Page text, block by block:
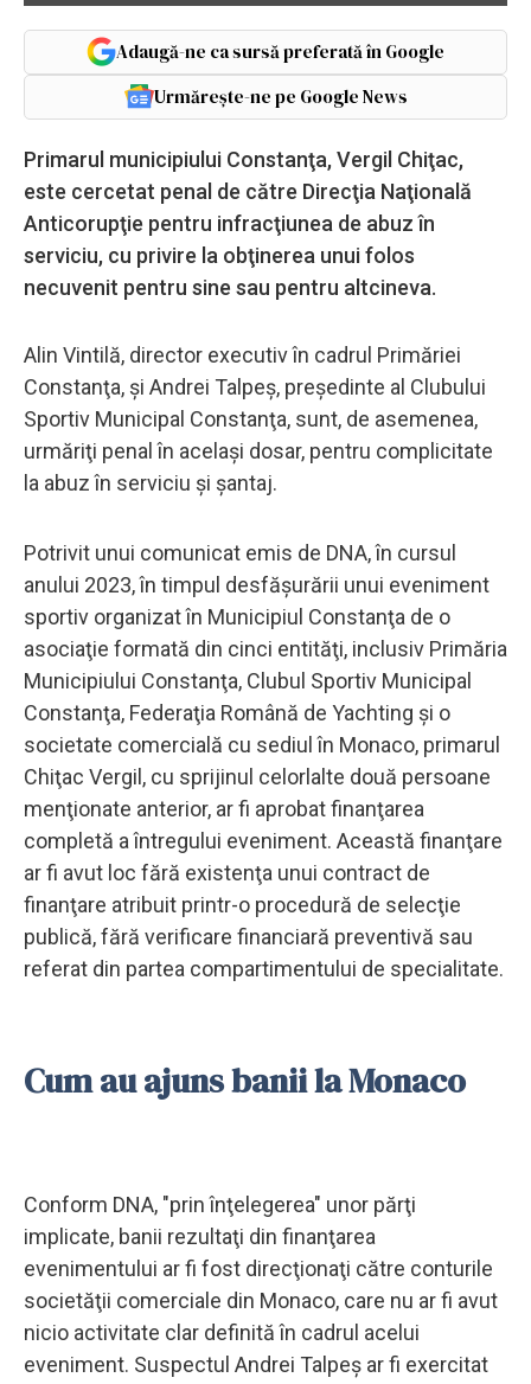
Adaugă-ne ca sursă preferată în Google
Urmărește-ne pe Google News
Primarul municipiului Constanţa, Vergil Chiţac,
este cercetat penal de către Direcţia Naţională
Anticorupţie pentru infracţiunea de abuz în
serviciu, cu privire la obţinerea unui folos
necuvenit pentru sine sau pentru altcineva.
Alin Vintilă, director executiv în cadrul Primăriei
Constanţa, şi Andrei Talpeş, preşedinte al Clubului
Sportiv Municipal Constanţa, sunt, de asemenea,
urmăriţi penal în acelaşi dosar, pentru complicitate
la abuz în serviciu şi şantaj.
Potrivit unui comunicat emis de DNA, în cursul
anului 2023, în timpul desfăşurării unui eveniment
sportiv organizat în Municipiul Constanţa de o
asociaţie formată din cinci entităţi, inclusiv Primăria
Municipiului Constanţa, Clubul Sportiv Municipal
Constanţa, Federaţia Română de Yachting şi o
societate comercială cu sediul în Monaco, primarul
Chiţac Vergil, cu sprijinul celorlalte două persoane
menţionate anterior, ar fi aprobat finanţarea
completă a întregului eveniment. Această finanţare
ar fi avut loc fără existenţa unui contract de
finanţare atribuit printr-o procedură de selecţie
publică, fără verificare financiară preventivă sau
referat din partea compartimentului de specialitate.
Cum au ajuns banii la Monaco
Conform DNA, "prin înţelegerea" unor părţi
implicate, banii rezultaţi din finanţarea
evenimentului ar fi fost direcţionaţi către conturile
societăţii comerciale din Monaco, care nu ar fi avut
nicio activitate clar definită în cadrul acelui
eveniment. Suspectul Andrei Talpeş ar fi exercitat